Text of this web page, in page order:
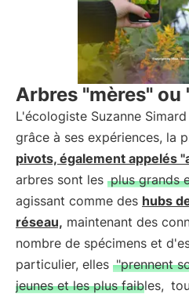
Arbres "mères" ou
L'écologiste Suzanne
grâce à ses expériences, la
pivots, également appelés
arbres sont les plus grands
agissant comme des hubs
réseau, maintenant des
nombre de spécimens et
particulier, elles "prennent
jeunes et les plus faibles,